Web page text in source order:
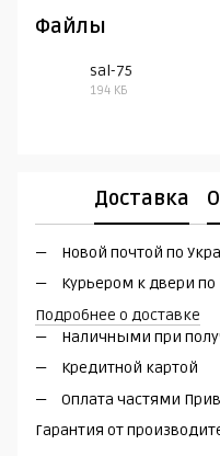
Файлы
sal-75
194 КБ
Доставка
Новой почтой по
Курьером к двери по
Подробнее о доставке
Наличными при
Кредитной картой
Оплата частями
Гарантия от